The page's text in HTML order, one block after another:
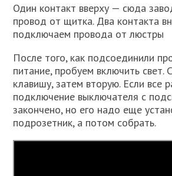
Один контакт вверху — сюда
провод от щитка. Два контакта
подключаем провода от люстры
После того, как подсоединили
питание, пробуем включить свет.
клавишу, затем вторую. Если все
подключение выключателя с
закончено, но его надо еще
подрозетник, а потом собрать.